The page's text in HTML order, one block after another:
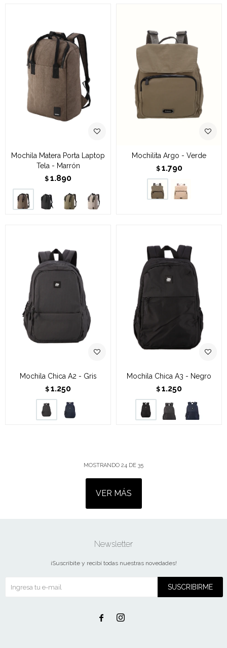
Mochila Matera Porta Laptop
Tela - Marrón
$ 1.890
Mochilita Argo - Verde
$ 1.790
Mochila Chica A2 - Gris
$ 1.250
Mochila Chica A3 - Negro
$ 1.250
MOSTRANDO 24 DE 35
VER MÁS
Newsletter
¡Suscribite y recibí todas nuestras novedades!
SUSCRIBIRME
 